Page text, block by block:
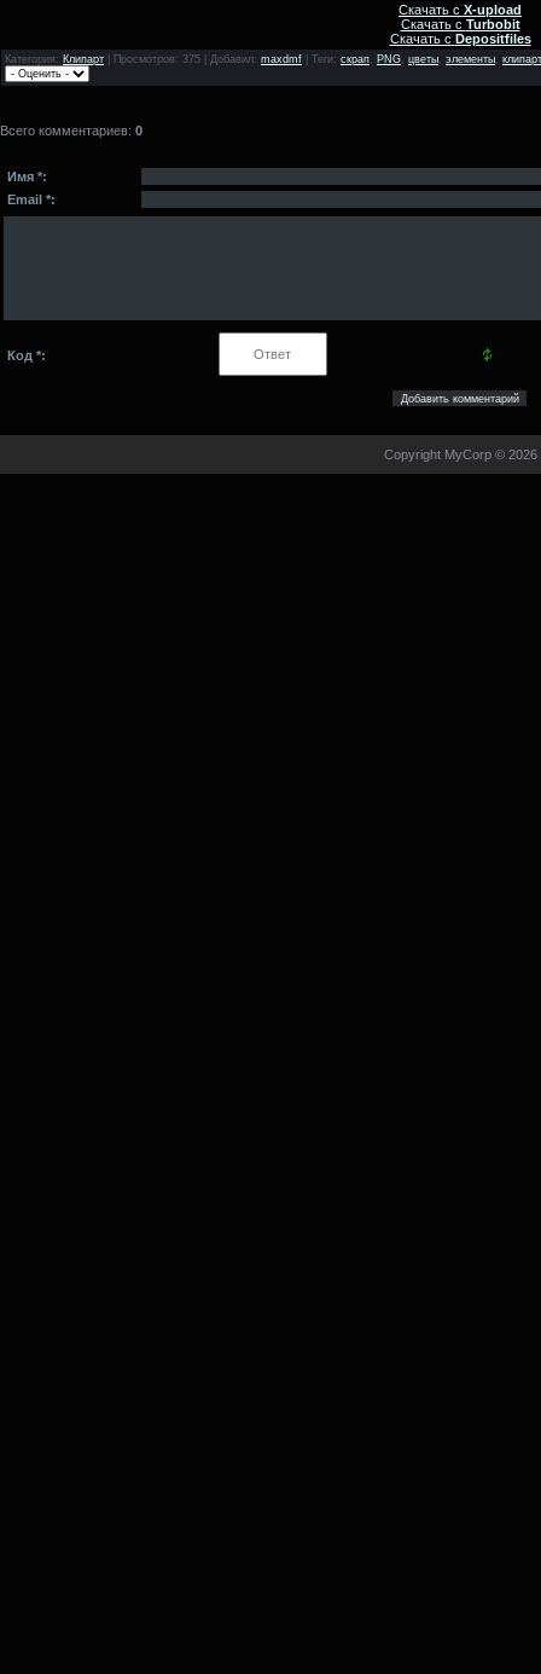
Скачать с X-upload
Скачать с Turbobit
Скачать с Depositfiles
Категория : Клипарт Просмотров: 375 | Добавил: maxdmf Теги: скрап PNG цветы элементы клипарт
Всего комментариев: 0
Имя *:
Email *:
Код *:
Copyright MyCorp © 2026